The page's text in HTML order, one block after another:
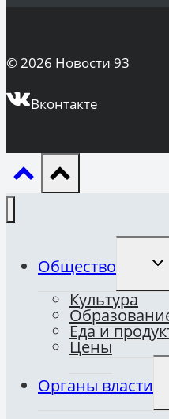
© 2026 Новости 93
Вконтакте
Общество
Культура
Еда и
Цены
Органы власти